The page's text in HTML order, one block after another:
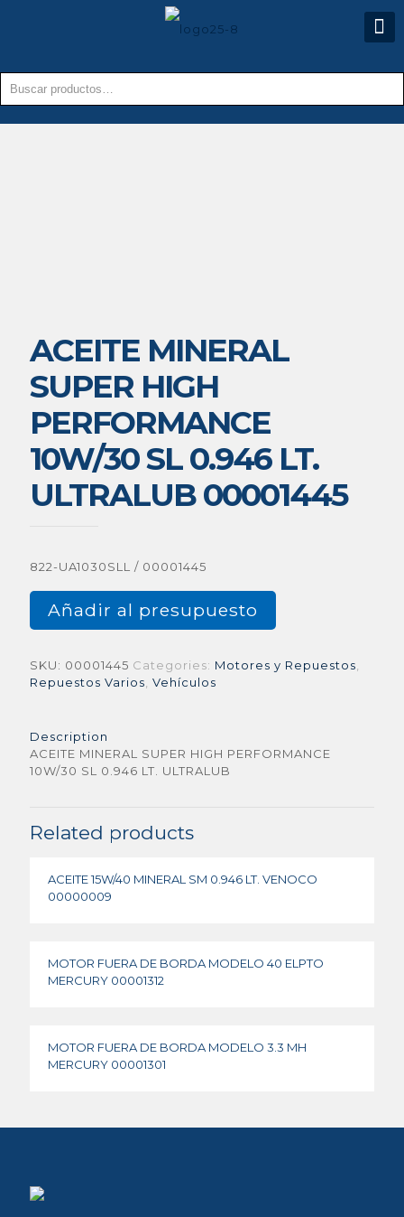
ACEITE MINERAL
SUPER HIGH
PERFORMANCE
10W/30 SL 0.946 LT.
ULTRALUB 00001445
822-UA1030SLL / 00001445
Añadir al presupuesto
SKU: 00001445 Categories: Motores y Repuestos
Repuestos Varios Vehículos
Description
ACEITE MINERAL SUPER HIGH PERFORMANCE
10W/30 SL 0.946 LT. ULTRALUB
Related products
ACEITE 15W/40 MINERAL SM 0.946 LT. VENOCO
00000009
MOTOR FUERA DE BORDA MODELO 40 ELPTO
MERCURY 00001312
MOTOR FUERA DE BORDA MODELO 3.3 MH
MERCURY 00001301